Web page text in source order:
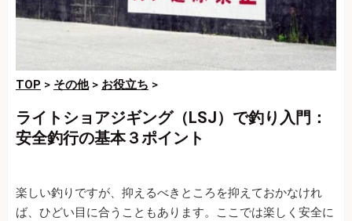
TOP > その他> お役立ち >
ライトショアジギング（LSJ）で釣り入門：
安全釣行の基本３ポイント
楽しい釣りですが、抑えるべきところを抑えておかなけれ
ば、ひどい目に合うこともあります。ここでは楽しく安全に